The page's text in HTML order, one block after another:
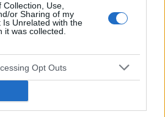
Use,
or Sharing of my
Is Unrelated with the
it was collected.
Opt Outs
przerwatywa